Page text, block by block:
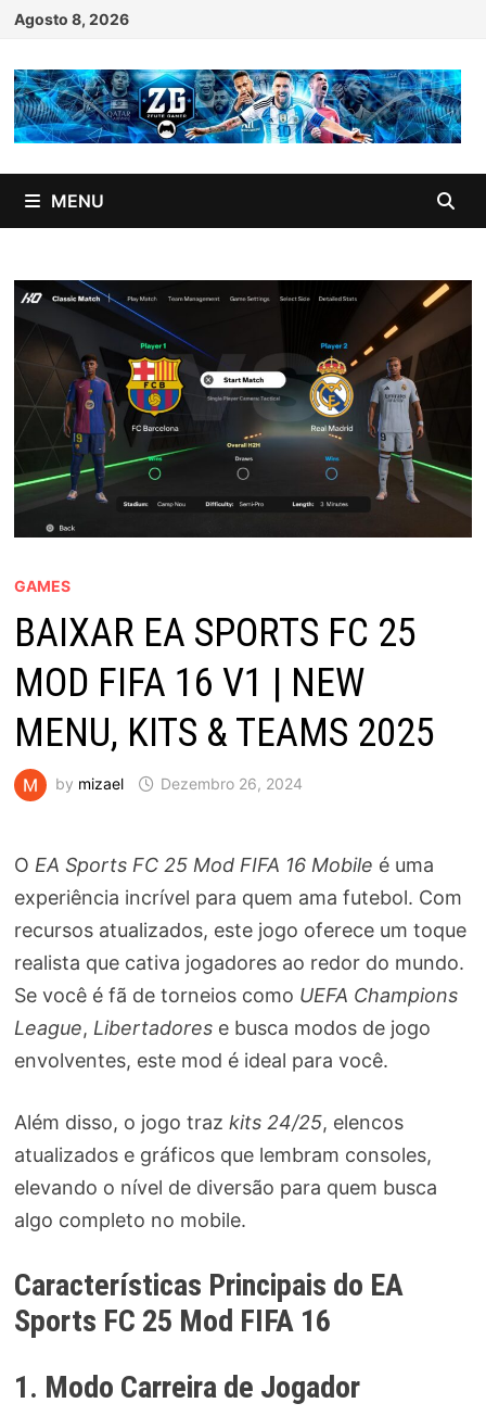
Skip
content
Agosto 8, 2026
MENU
GAMES
BAIXAR EA SPORTS FC 25
MOD FIFA 16 V1 | NEW
MENU, KITS & TEAMS 2025
by mizael Dezembro 26, 2024
O EA Sports FC 25 Mod FIFA 16 Mobile é uma
experiência incrível para quem ama futebol. Com
recursos atualizados, este jogo oferece um toque
realista que cativa jogadores ao redor do mundo.
Se você é fã de torneios como UEFA Champions
League, Libertadorese busca modos de jogo
envolventes, este mod é ideal para você.
Além disso, o jogo traz kits 24/25, elencos
atualizados e gráficos que lembram consoles,
elevando o nível de diversão para quem busca
algo completo no mobile.
Características Principais do EA
Sports FC 25 Mod FIFA 16
1. Modo Carreira de Jogador